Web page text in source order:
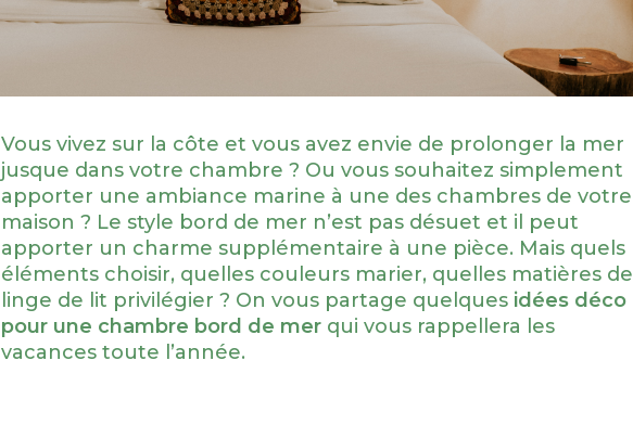
Vous vivez sur la côte et vous avez envie de prolonger la mer
jusque dans votre chambre ? Ou vous souhaitez simplement
apporter une ambiance marine à une des chambres de votre
maison ? Le style bord de mer n’est pas désuet et il peut
apporter un charme supplémentaire à une pièce. Mais quels
éléments choisir, quelles couleurs marier, quelles matières de
linge de lit privilégier ? On vous partage quelques idées déco
pour une chambre bord de mer qui vous rappellera les
vacances toute l’année.